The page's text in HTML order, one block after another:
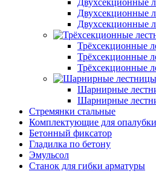
Двухсекционные
Двухсекционные
Двухсекционные
Трёхсекционные
Трёхсекционные
Трёхсекционные
Шарнирные
Шарнирные
Стремянки стальные
Комплектующие для опалубки
Бетонный фиксатор
Гладилка по бетону
Эмульсол
Станок для гибки арматуры